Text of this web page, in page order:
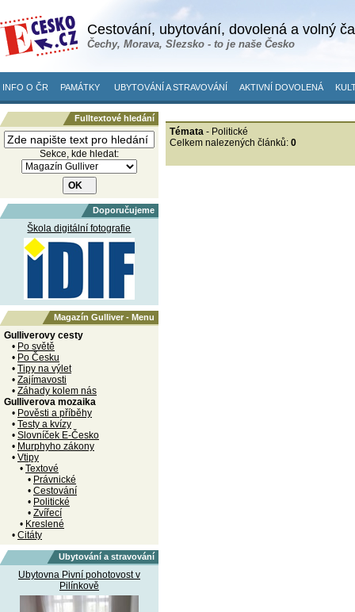
Cestování, ubytování, dovolená a volný
Čechy, Morava, Slezsko - to je naše Česko
INFO O ČR PAMÁTKY UBYTOVÁNÍ A STRAVOVÁNÍ AKTIVNÍ DOVOLENÁ
Fulltextové hledání
Sekce, kde hledat:
Doporučujeme
Škola digitální fotografie
Magazín Gulliver - Menu
Gulliverovy cesty
• Po světě
• Po Česku
• Tipy na výlet
• Zajímavosti
• Záhady kolem nás
Gulliverova mozaika
• Pověsti a příběhy
• Testy a kvízy
• Slovníček E-Česko
• Murphyho zákony
• Vtipy
• Textové
• Právnické
• Cestování
• Politické
• Zvířecí
• Kreslené
• Citáty
Ubytování a stravování
Ubytovna Pivní pohotovost v
Pilínkově
Témata - Politické
Celkem nalezených článků: 0